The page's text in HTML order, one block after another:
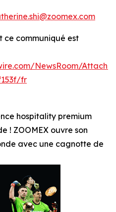
ce communiqué est
NewsRoom/
fr
hospitality premium
! ZOOMEX ouvre son
avec une cagnotte de